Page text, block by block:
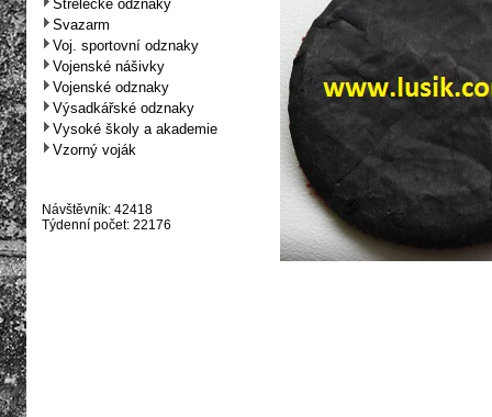
Střelecké odznaky
Svazarm
Voj. sportovní odznaky
Vojenské nášivky
Vojenské odznaky
Výsadkářské odznaky
Vysoké školy a akademie
Vzorný voják
Návštěvník: 42418
Týdenní počet: 22176